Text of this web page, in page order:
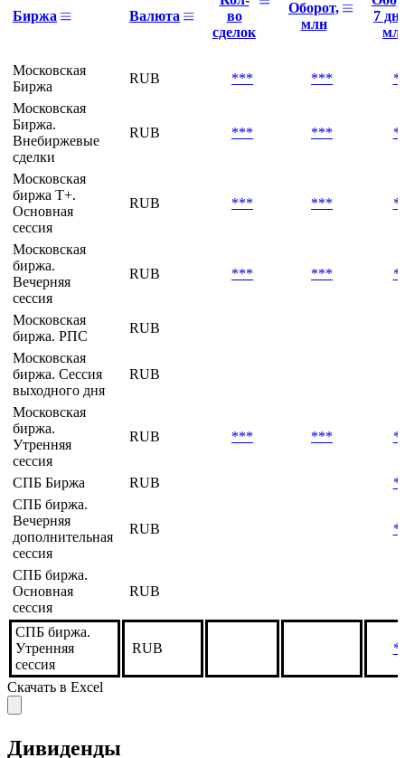
Методика
Показать все столбцы
Биржа Валюта
во
Оборот,
млн
7
Московская
Биржа
RUB *** ***
Московская
Биржа.
Внебиржевые
сделки
RUB *** ***
Московская
биржа Т+.
Основная
сессия
RUB *** ***
Московская
биржа.
Вечерняя
сессия
RUB
Московская
биржа. РПС
Московская
биржа. Сессия
выходного дня
RUB
Московская
биржа.
Утренняя
сессия
СПБ Биржа
СПБ биржа.
Вечерняя
дополнительная
сессия
RUB
СПБ биржа.
Основная
сессия
RUB
СПБ биржа.
Утренняя
Скачать в Excel